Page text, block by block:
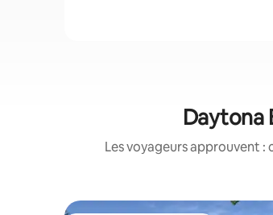
Daytona
Les voyageurs approuvent